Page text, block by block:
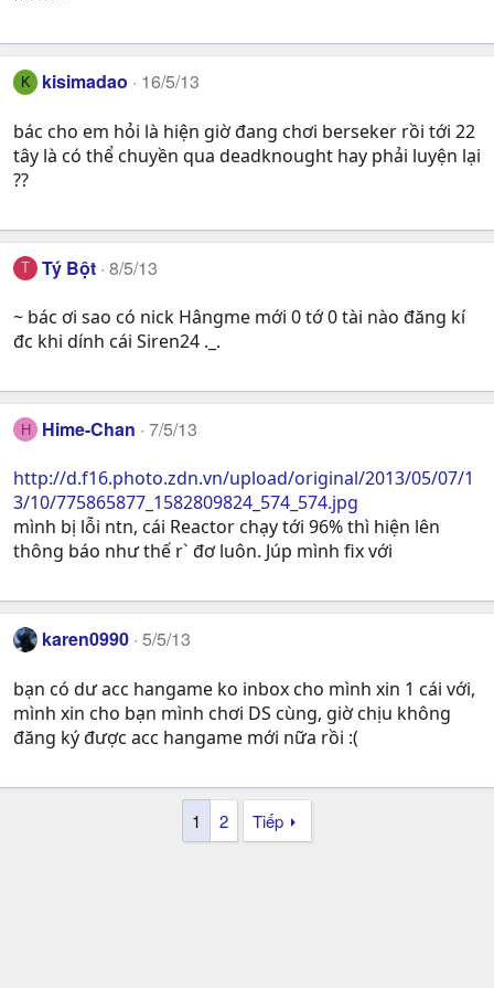
K kisimadao 16/5/13
bác cho em hỏi là hiện giờ đang chơi berseker rồi tới 22
tây là có thể chuyền qua deadknought hay phải luyện lại
??
T Tý Bột 8/5/13
~ bác ơi sao có nick Hângme mới 0 tớ 0 tài nào đăng kí
đc khi dính cái Siren24 ._.
H Hime-Chan 7/5/13
http://d.f16.photo.zdn.vn/upload/original/2013/05/07/1
3/10/775865877_1582809824_574_574.jpg
mình bị lỗi ntn, cái Reactor chạy tới 96% thì hiện lên
thông báo như thế r` đơ luôn. Júp mình fix với
karen0990 5/5/13
bạn có dư acc hangame ko inbox cho mình xin 1 cái với,
mình xin cho bạn mình chơi DS cùng, giờ chịu không
đăng ký được acc hangame mới nữa rồi :(
1 2 Tiếp